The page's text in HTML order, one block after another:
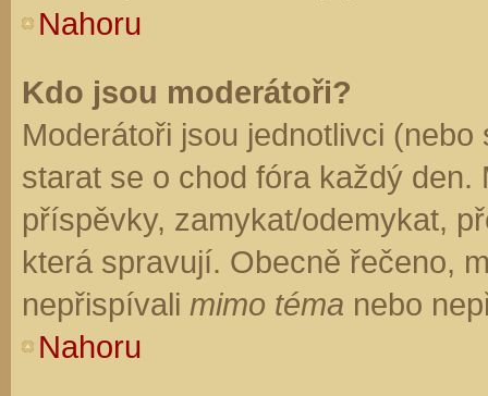
Nahoru
Kdo jsou moderátoři?
Moderátoři jsou jednotlivci
starat se o chod fóra každý
příspěvky, zamykat/odemykat,
která spravují. Obecně řečeno,
nepřispívali mimo téma nebo
Nahoru